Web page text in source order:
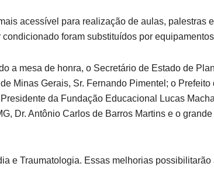
acessível para realização de aulas, palestras
foram substituídos por
a mesa de honra, o Secretário de Estado de
Minas Gerais, Sr. Fernando Pimentel; o Prefeito
da Fundação Educacional Lucas
Dr. Antônio Carlos de Barros Martins e o
e Traumatologia. Essas melhorias